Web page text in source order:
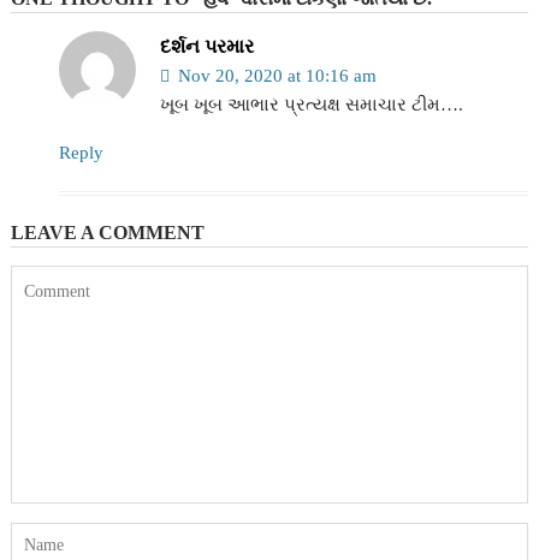
દર્શન પરમાર
Nov 20, 2020 at 10:16 am
ખૂબ ખૂબ આભાર પ્રત્યક્ષ સમાચાર ટીમ….
Reply
LEAVE A COMMENT